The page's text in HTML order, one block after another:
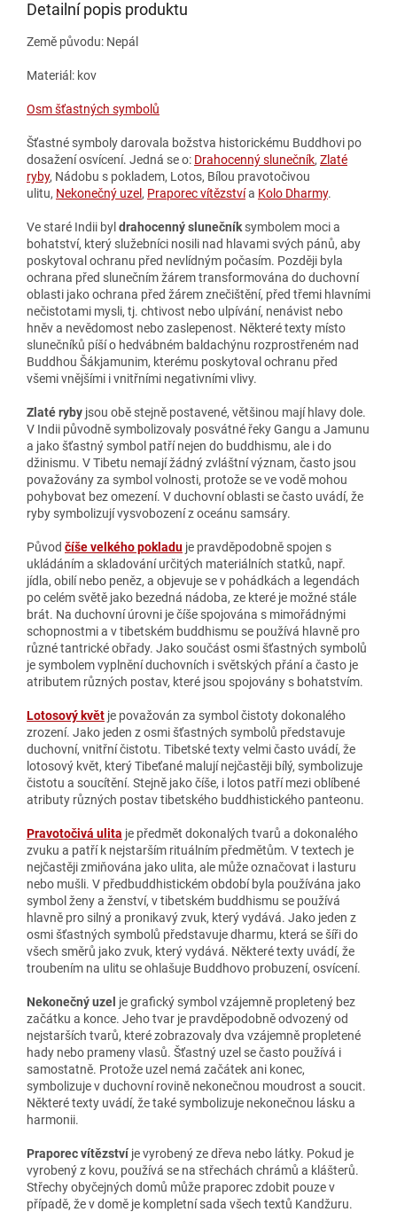
Detailní popis produktu
Země původu: Nepál
Materiál: kov
Osm šťastných symbolů
Šťastné symboly darovala božstva historickému Buddhovi po
dosažení osvícení. Jedná se o: Drahocenný slunečník, Zlaté
ryby, Nádobu s pokladem, Lotos, Bílou pravotočivou
ulitu, Nekonečný uzel , Praporec vítězstvía Kolo Dharmy.
Ve staré Indii byl drahocenný slunečník symbolem moci a
bohatství, který služebníci nosili nad hlavami svých pánů, aby
poskytoval ochranu před nevlídným počasím. Později byla
ochrana před slunečním žárem transformována do duchovní
oblasti jako ochrana před žárem znečištění, před třemi hlavními
nečistotami mysli, tj. chtivost nebo ulpívání, nenávist nebo
hněv a nevědomost nebo zaslepenost. Některé texty místo
slunečníků píší o hedvábném baldachýnu rozprostřeném nad
Buddhou Šákjamunim, kterému poskytoval ochranu před
všemi vnějšími i vnitřními negativními vlivy.
Zlaté ryby jsou obě stejně postavené, většinou mají hlavy dole.
V Indii původně symbolizovaly posvátné řeky Gangu a Jamunu
a jako šťastný symbol patří nejen do buddhismu, ale i do
džinismu. V Tibetu nemají žádný zvláštní význam, často jsou
považovány za symbol volnosti, protože se ve vodě mohou
pohybovat bez omezení. V duchovní oblasti se často uvádí, že
ryby symbolizují vysvobození z oceánu samsáry.
Původ číše velkého pokladu je pravděpodobně spojen s
ukládáním a skladování určitých materiálních statků, např.
jídla, obilí nebo peněz, a objevuje se v pohádkách a legendách
po celém světě jako bezedná nádoba, ze které je možné stále
brát. Na duchovní úrovni je číše spojována s mimořádnými
schopnostmi a v tibetském buddhismu se používá hlavně pro
různé tantrické obřady. Jako součást osmi šťastných symbolů
je symbolem vyplnění duchovních i světských přání a často je
atributem různých postav, které jsou spojovány s bohatstvím.
Lotosový květ je považován za symbol čistoty dokonalého
zrození. Jako jeden z osmi šťastných symbolů představuje
duchovní, vnitřní čistotu. Tibetské texty velmi často uvádí, že
lotosový květ, který Tibeťané malují nejčastěji bílý, symbolizuje
čistotu a soucítění. Stejně jako číše, i lotos patří mezi oblíbené
atributy různých postav tibetského buddhistického panteonu.
Pravotočivá ulita je předmět dokonalých tvarů a dokonalého
zvuku a patří k nejstarším rituálním předmětům. V textech je
nejčastěji zmiňována jako ulita, ale může označovat i lasturu
nebo mušli. V předbuddhistickém období byla používána jako
symbol ženy a ženství, v tibetském buddhismu se používá
hlavně pro silný a pronikavý zvuk, který vydává. Jako jeden z
osmi šťastných symbolů představuje dharmu, která se šíři do
všech směrů jako zvuk, který vydává. Některé texty uvádí, že
troubením na ulitu se ohlašuje Buddhovo probuzení, osvícení.
Nekonečný uzel je grafický symbol vzájemně propletený bez
začátku a konce. Jeho tvar je pravděpodobně odvozený od
nejstarších tvarů, které zobrazovaly dva vzájemně propletené
hady nebo prameny vlasů. Šťastný uzel se často používá i
samostatně. Protože uzel nemá začátek ani konec,
symbolizuje v duchovní rovině nekonečnou moudrost a soucit.
Některé texty uvádí, že také symbolizuje nekonečnou lásku a
harmonii.
Praporec vítězství je vyrobený ze dřeva nebo látky. Pokud je
vyrobený z kovu, používá se na střechách chrámů a klášterů.
Střechy obyčejných domů může praporec zdobit pouze v
případě, že v domě je kompletní sada všech textů Kandžuru.